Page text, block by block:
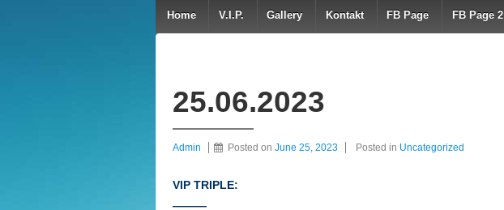
Home V.I.P. Gallery Kontakt FB Page FB Page 2
25.06.2023
Admin Posted on June 25, 2023 Posted in Uncategorized
VIP TRIPLE:
———